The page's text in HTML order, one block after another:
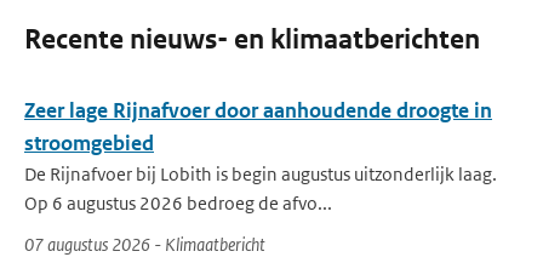
Recente nieuws- en klimaatberichten
Zeer lage Rijnafvoer door aanhoudende droogte in
stroomgebied
De Rijnafvoer bij Lobith is begin augustus uitzonderlijk laag.
Op 6 augustus 2026 bedroeg de afvo...
07 augustus 2026 - Klimaatbericht